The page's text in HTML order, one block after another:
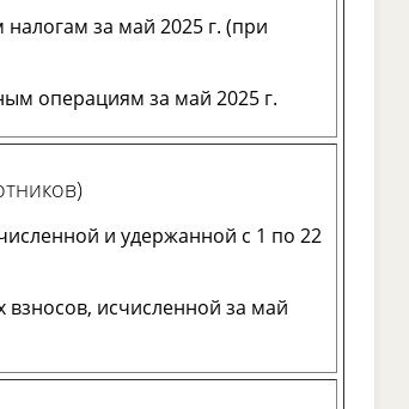
за май 2025 г. (при
операциям за май 2025 г.
и удержанной с 1 по 22
исчисленной за май